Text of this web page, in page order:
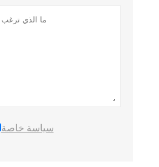
سياسة خاصة